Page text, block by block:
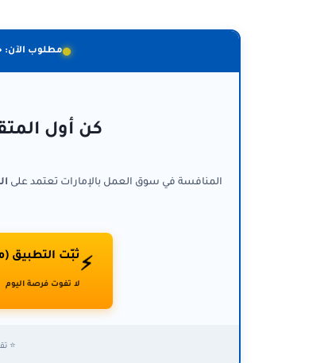
مطلوب
كن أول
المنافسة في سوق العمل بالإمارات تعتمد على
⚡
ثبّت التطبيق
لا تفوت فرصة اليوم
⭐